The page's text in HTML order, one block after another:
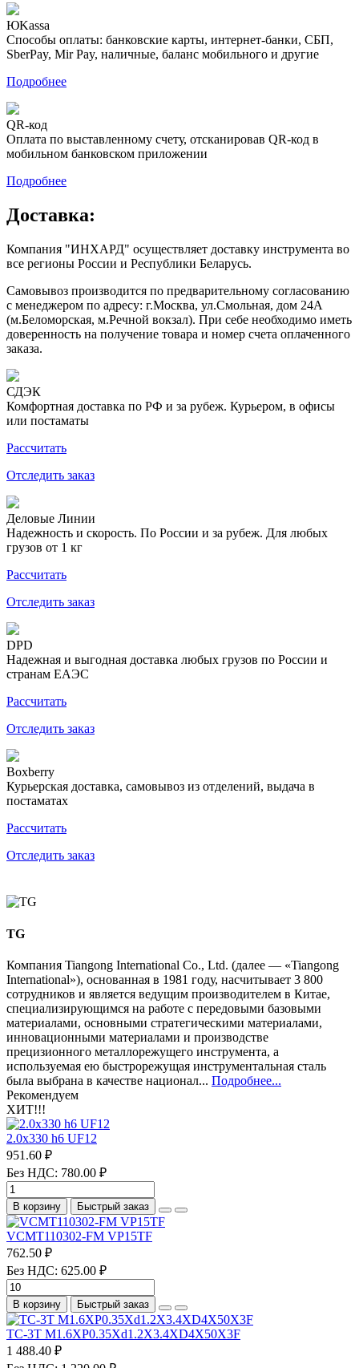
ЮKassa
Способы оплаты: банковские карты, интернет-банки, СБП,
SberPay, Mir Pay, наличные, баланс мобильного и другие
Подробнее
QR-код
Оплата по выставленному счету, отсканировав QR-код в
мобильном банковском приложении
Подробнее
Доставка:
Компания "ИНХАРД" осуществляет доставку инструмента во
все регионы России и Республики Беларусь.
Самовывоз производится по предварительному согласованию
с менеджером по адресу: г.Москва, ул.Смольная, дом 24А
(м.Беломорская, м.Речной вокзал). При себе необходимо иметь
доверенность на получение товара и номер счета оплаченного
заказа.
СДЭК
Комфортная доставка по РФ и за рубеж. Курьером, в офисы
или постаматы
Рассчитать
Отследить заказ
Деловые Линии
Надежность и скорость. По России и за рубеж. Для любых
грузов от 1 кг
Рассчитать
Отследить заказ
DPD
Надежная и выгодная доставка любых грузов по России и
странам ЕАЭС
Рассчитать
Отследить заказ
Boxberry
Курьерская доставка, самовывоз из отделений, выдача в
постаматах
Рассчитать
Отследить заказ
TG
Компания Tiangong International Co., Ltd. (далее — «Tiangong
International»), основанная в 1981 году, насчитывает 3 800
сотрудников и является ведущим производителем в Китае,
специализирующимся на работе с передовыми базовыми
материалами, основными стратегическими материалами,
инновационными материалами и производстве
прецизионного металлорежущего инструмента, а
используемая ею быстрорежущая инструментальная сталь
была выбрана в качестве национал... Подробнее...
Рекомендуем
ХИТ!!!
2.0х330 h6 UF12
951.60 ₽
Без НДС: 780.00 ₽
В корзину Быстрый заказ
VCMT110302-FM VP15TF
762.50 ₽
Без НДС: 625.00 ₽
В корзину Быстрый заказ
TC-3T M1.6XP0.35Xd1.2X3.4XD4X50X3F
1 488.40 ₽